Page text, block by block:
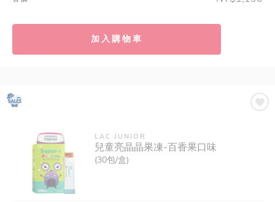
加入購物車
LAC JUNIOR
兒童亮晶晶果凍-百香果口味
(30包/盒)